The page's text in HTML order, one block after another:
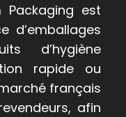
Packaging est
d’emballages
d’hygiène
rapide ou
français
afin